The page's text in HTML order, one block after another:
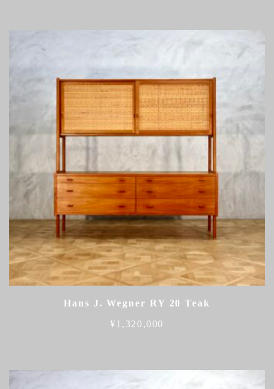
Hans J. Wegner RY 20 Teak
¥ 1,320,000